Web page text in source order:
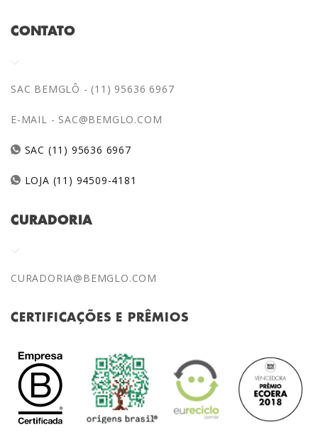
CONTATO
SAC BEMGLÔ - (11) 95636 6967
E-MAIL - SAC@BEMGLO.COM
SAC (11) 95636 6967
LOJA (11) 94509-4181
CURADORIA
CURADORIA@BEMGLO.COM
CERTIFICAÇÕES E PRÊMIOS